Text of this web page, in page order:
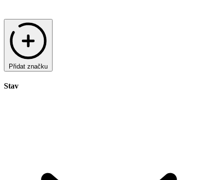
Přidat značku
Stav